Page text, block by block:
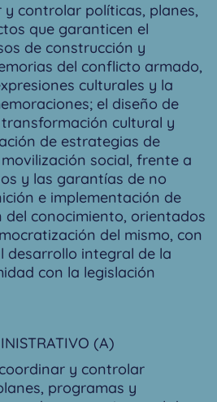
y controlar políticas, planes,
que garanticen el
de construcción y
del conflicto armado,
culturales y la
el diseño de
cultural y
de estrategias de
social, frente a
y las garantías de no
e implementación de
del conocimiento, orientados
del mismo, con
desarrollo integral de la
con la legislación
(A)
y controlar
programas y